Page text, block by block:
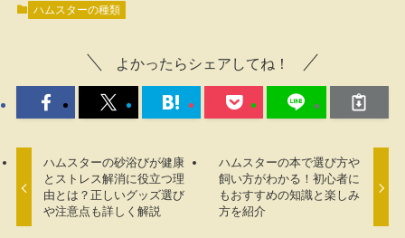
ハムスターの種類
よかったらシェアしてね！
ハムスターの砂浴びが健康
とストレス解消に役立つ理
由とは？正しいグッズ選び
や注意点も詳しく解説
ハムスターの本で選び方や
飼い方がわかる！初心者に
もおすすめの知識と楽しみ
方を紹介